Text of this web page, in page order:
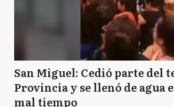
San Miguel: Cedió parte del
Provincia y se llenó de agua
mal tiempo